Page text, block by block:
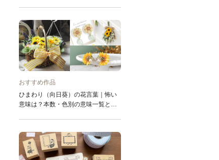
おすすめ作品
ひまわり（向日葵）の花言葉｜怖い
意味は？本数・色別の意味一覧とお